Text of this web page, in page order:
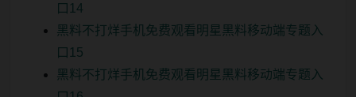
口14
黑料不打烊手机免费观看明星黑料移动端专题入
口15
黑料不打烊手机免费观看明星黑料移动端专题入